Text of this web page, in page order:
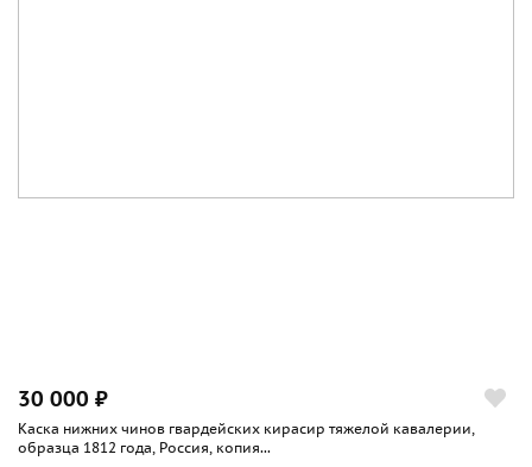
30 000 ₽
Каска нижних чинов гвардейских кирасир тяжелой кавалерии,
образца 1812 года, Россия, копия...